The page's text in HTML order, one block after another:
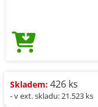
Skladem: 426 ks
- v ext. skladu: 21.523 ks